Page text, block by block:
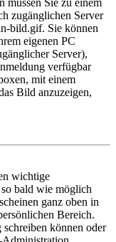
zugänglichen Server
bild.gif. Sie können
eigenen PC
Server),
verfügbar
mit einem
Bild anzuzeigen,
wichtige
bald wie möglich
ganz oben in
Bereich.
können oder